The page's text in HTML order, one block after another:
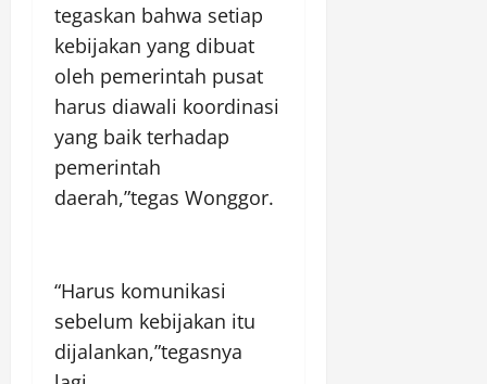
tegaskan bahwa setiap
kebijakan yang dibuat
oleh pemerintah pusat
harus diawali koordinasi
yang baik terhadap
pemerintah
daerah,”tegas Wonggor.
“Harus komunikasi
sebelum kebijakan itu
dijalankan,”tegasnya